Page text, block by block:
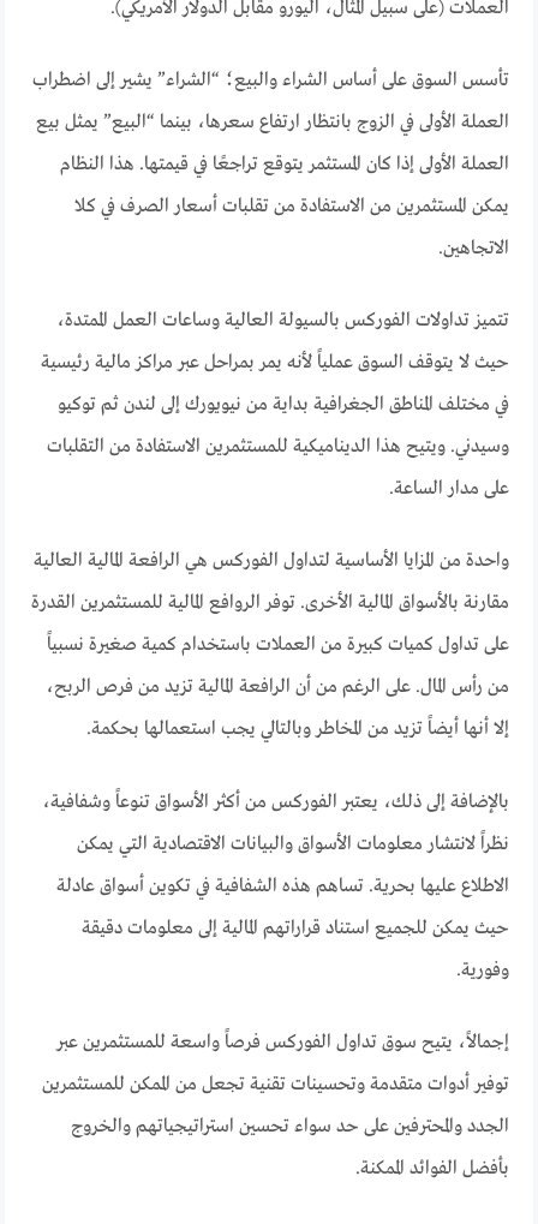
العملات (على سبيل المثال، اليورو مقابل الدولار الأمريكي).
تأسس السوق على أساس الشراء والبيع؛ “الشراء” يشير إلى اضطراب
العملة الأولى في الزوج بانتظار ارتفاع سعرها، بينما “البيع” يمثل بيع
العملة الأولى إذا كان المستثمر يتوقع تراجعًا في قيمتها. هذا النظام
يمكن المستثمرين من الاستفادة من تقلبات أسعار الصرف في كلا
الاتجاهين.
تتميز تداولات الفوركس بالسيولة العالية وساعات العمل الممتدة،
حيث لا يتوقف السوق عملياً لأنه يمر بمراحل عبر مراكز مالية رئيسية
في مختلف المناطق الجغرافية بداية من نيويورك إلى لندن ثم توكيو
وسيدني. ويتيح هذا الديناميكية للمستثمرين الاستفادة من التقلبات
على مدار الساعة.
واحدة من المزايا الأساسية لتداول الفوركس هي الرافعة المالية العالية
مقارنة بالأسواق المالية الأخرى. توفر الروافع المالية للمستثمرين القدرة
على تداول كميات كبيرة من العملات باستخدام كمية صغيرة نسبياً
من رأس المال. على الرغم من أن الرافعة المالية تزيد من فرص الربح،
إلا أنها أيضاً تزيد من المخاطر وبالتالي يجب استعمالها بحكمة.
بالإضافة إلى ذلك، يعتبر الفوركس من أكثر الأسواق تنوعاً وشفافية،
نظراً لانتشار معلومات الأسواق والبيانات الاقتصادية التي يمكن
الاطلاع عليها بحرية. تساهم هذه الشفافية في تكوين أسواق عادلة
حيث يمكن للجميع استناد قراراتهم المالية إلى معلومات دقيقة
وفورية.
إجمالاً، يتيح سوق تداول الفوركس فرصاً واسعة للمستثمرين عبر
توفير أدوات متقدمة وتحسينات تقنية تجعل من الممكن للمستثمرين
الجدد والمحترفين على حد سواء تحسين استراتيجياتهم والخروج
بأفضل الفوائد الممكنة.